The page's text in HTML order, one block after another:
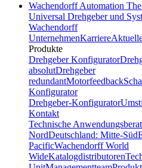
Wachendorff Automation
Universal Drehgeber und
Wachendorff
UnternehmenKarriere
Produkte
Drehgeber Konfigurator
absolutDrehgeber
redundantMotorfeedback
Konfigurator
Drehgeber-Konfigurator
Kontakt
Technische
NordDeutschland: Mitte-Süd
PacificWachendorff World
WideKatalogdistributoren